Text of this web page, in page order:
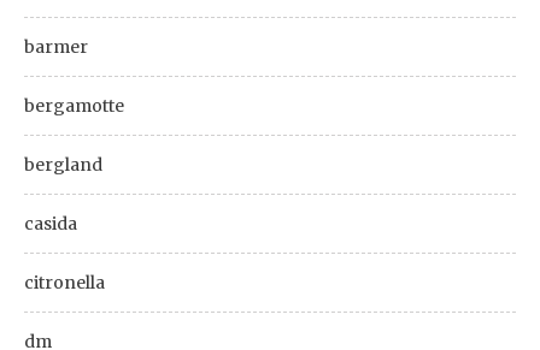
barmer
bergamotte
bergland
casida
citronella
dm